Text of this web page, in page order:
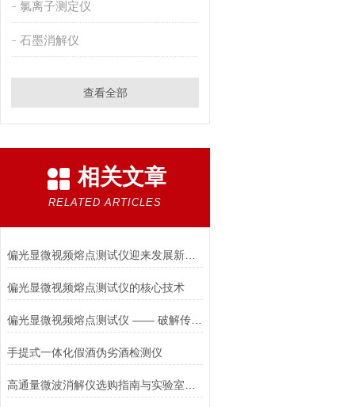
氯离子测定仪
石墨消解仪
查看全部
相关文章
RELATED ARTICLES
偏光显微视频熔点测试仪迎来发展新机遇
偏光显微视频熔点测试仪的核心技术
偏光显微视频熔点测试仪 —— 破解传统熔点测试痛点，赋能多行业精准分析
手提式一体化假酒伪劣酒检测仪